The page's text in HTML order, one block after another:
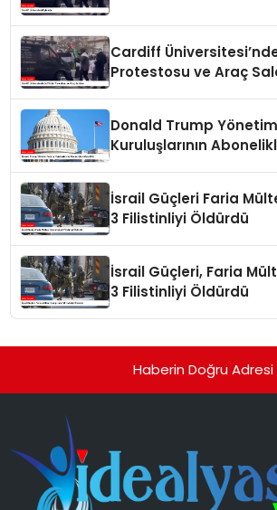
Cardiff
Protestosu ve Araç
Donald Trump
Kuruluşlarının
İsrail Güçleri Faria
3 Filistinliyi Öldürdü
İsrail Güçleri, Faria
3 Filistinliyi Öldürdü
Haberin Doğru Adresi